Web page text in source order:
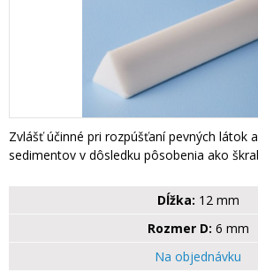
Zvlášť účinné pri rozpúšťaní pevných látok
sedimentov v dôsledku pôsobenia ako
Dĺžka: 12 mm
Rozmer D: 6 mm
Na objednávku